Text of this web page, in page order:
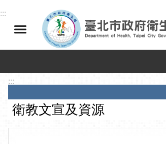
跳到主要內容區塊
:::
:::
衛教文宣及資源